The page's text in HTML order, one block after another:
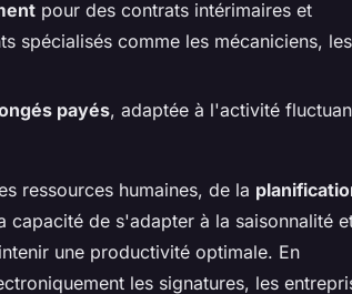
pour des contrats intérimaires et
spécialisés comme les mécaniciens, les
payés, adaptée à l'activité
ressources humaines, de la
capacité de s'adapter à la saisonnalité
une productivité optimale. En
les signatures, les